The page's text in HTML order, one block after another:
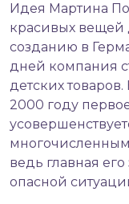
Идея Мартина
красивых
созданию в
дней компания
детских
2000 году
ведь главная
опасной